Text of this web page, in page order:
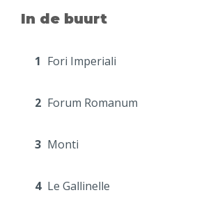
In de buurt
1 Fori Imperiali
2 Forum Romanum
3 Monti
4 Le Gallinelle